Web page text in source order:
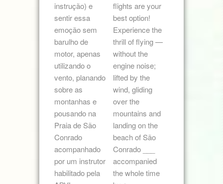
instrução) e
sentir essa
emoção sem
barulho de
motor, apenas
utilizando o
vento, planando
sobre as
montanhas e
pousando na
Praia de São
Conrado
acompanhado
por um instrutor
habilitado pela
flights are your
best option!
Experience the
thrill of flying —
without the
engine noise;
lifted by the
wind, gliding
over the
mountains and
landing on the
beach of São
Conrado ___
accompanied
the whole time